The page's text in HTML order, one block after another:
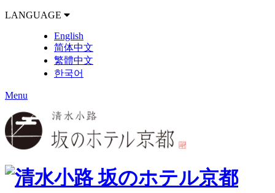
LANGUAGE
English
简体中文
繁體中文
한국어
Menu